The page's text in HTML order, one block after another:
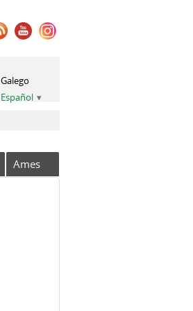
Galego
Español
Ames